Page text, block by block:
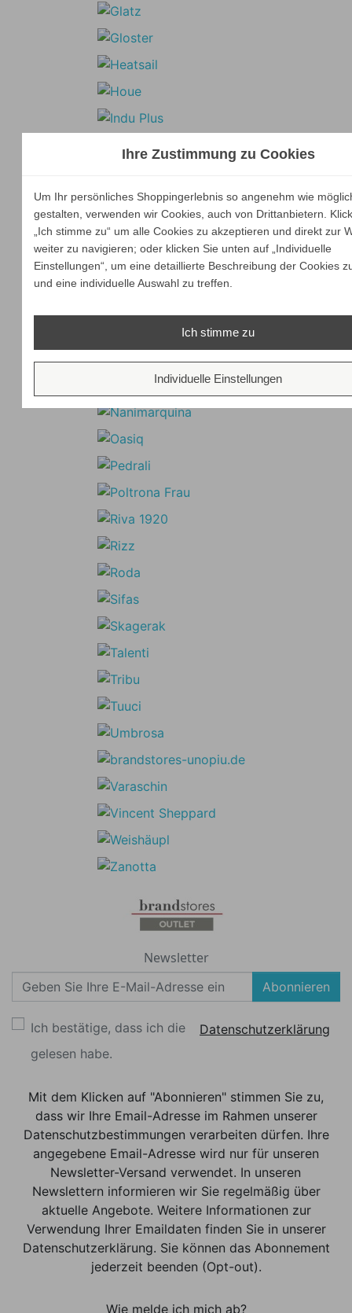
Newsletter
Abonnieren
Ich bestätige, dass ich die
Datenschutzerklärung
gelesen habe.
Mit dem Klicken auf "Abonnieren" stimmen Sie zu,
dass wir Ihre Email-Adresse im Rahmen unserer
Datenschutzbestimmungen verarbeiten dürfen. Ihre
angegebene Email-Adresse wird nur für unseren
Newsletter-Versand verwendet. In unseren
Newslettern informieren wir Sie regelmäßig über
aktuelle Angebote. Weitere Informationen zur
Verwendung Ihrer Emaildaten finden Sie in unserer
Datenschutzerklärung. Sie können das Abonnement
jederzeit beenden (Opt-out).
Wie melde ich mich ab?
Ihre Zustimmung zu Cookies
Um Ihr persönliches Shoppingerlebnis so angenehm wie
gestalten, verwenden wir Cookies, auch von Drittanbietern.
„Ich stimme zu“ um alle Cookies zu akzeptieren und direkt zur
weiter zu navigieren; oder klicken Sie unten auf „Individuelle
Einstellungen“, um eine detaillierte Beschreibung der Cookies
und eine individuelle Auswahl zu treffen.
Ich stimme zu
Individuelle Einstellungen